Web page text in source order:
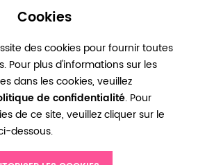
Cookies
des cookies pour fournir toutes
Pour plus d'informations sur les
dans les cookies, veuillez
de confidentialité. Pour
de ce site, veuillez cliquer sur le
dessous.
0
3mm Lanière Vert océan paillettes x 3m